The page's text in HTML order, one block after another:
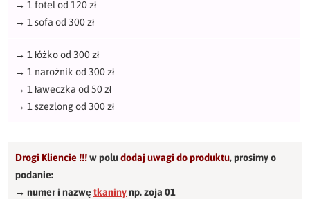
→ 1 fotel od 120 zł
→ 1 sofa od 300 zł
→ 1 łóżko od 300 zł
→ 1 narożnik od 300 zł
→ 1 ławeczka od 50 zł
→ 1 szezlong od 300 zł
Drogi Kliencie !!!w poludodaj uwagi do produktu,prosimy o
podanie:
→ numer i nazwętkaninynp. zoja 01